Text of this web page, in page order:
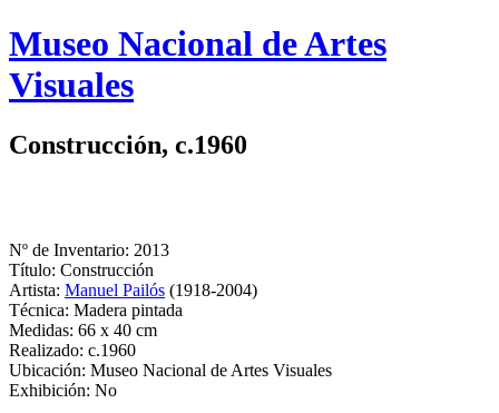
Logo
MNAV
Museo Nacional de Artes
Visuales
Construcción, c.1960
Nº de Inventario: 2013
Título: Construcción
Artista: Manuel Pailós (1918-2004)
Técnica: Madera pintada
Medidas: 66 x 40 cm
Realizado: c.1960
Ubicación: Museo Nacional de Artes Visuales
Exhibición: No